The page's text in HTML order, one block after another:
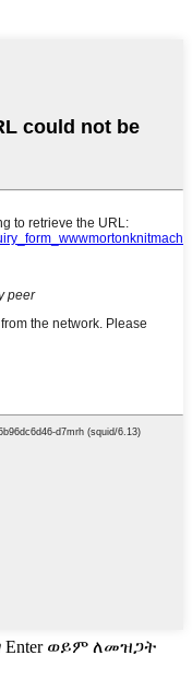
ወይም ለመዝጋት